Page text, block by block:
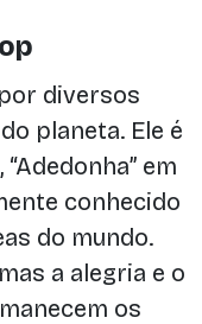
diversos
planeta. Ele é
em
conhecido
do mundo.
a alegria e o
os